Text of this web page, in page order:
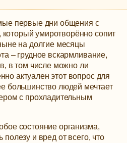
первые дни общения с
умиротворённо сопит
на долгие месяцы
– грудное вскармливание,
в том числе можно ли
актуален этот вопрос для
большинство людей мечтает
с прохладительным
состояние организма,
полезу и вред от всего, что